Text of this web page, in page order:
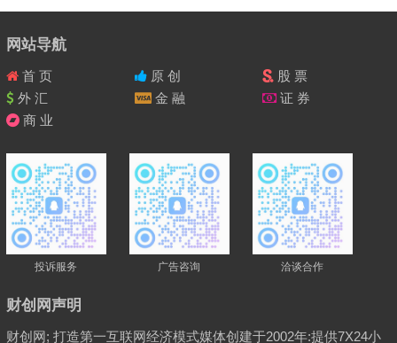
网站导航
首 页 原 创
股 票
外 汇
金 融
证 券
商 业
投诉服务 广告咨询 洽谈合作
财创网声明
财创网; 打造第一互联网经济模式媒体创建于2002年:提供7X24小